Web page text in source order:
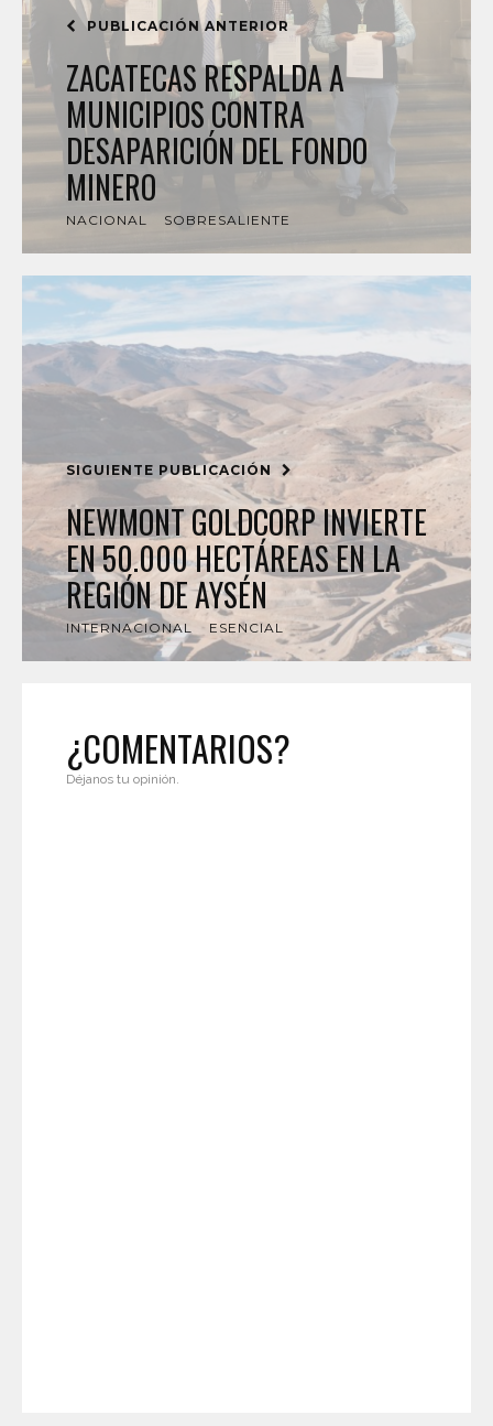
PUBLICACIÓN ANTERIOR
ZACATECAS RESPALDA A
MUNICIPIOS CONTRA
DESAPARICIÓN DEL FONDO
MINERO
NACIONAL SOBRESALIENTE
SIGUIENTE PUBLICACIÓN
NEWMONT GOLDCORP INVIERTE
EN 50.000 HECTÁREAS EN LA
REGIÓN DE AYSÉN
INTERNACIONAL ESENCIAL
¿COMENTARIOS?
Déjanos tu opinión.